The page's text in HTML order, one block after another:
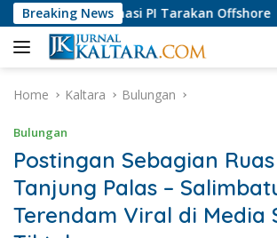
Skip
to
content
Breaking News
PI Tarakan Offshore
Home Kaltara Bulungan
Bulungan
Postingan Sebagian
Tanjung Palas –
Terendam Viral di Media